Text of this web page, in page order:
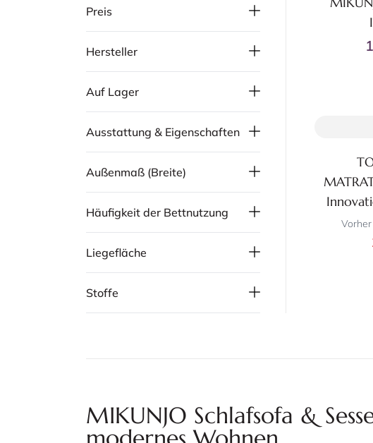
Preis
Hersteller
Auf Lager
Ausstattung & Eigenschaften
Außenmaß (Breite)
Häufigkeit der Bettnutzung
Liegefläche
Stoffe
Vorher
MIKUNJO Schlafsofa &